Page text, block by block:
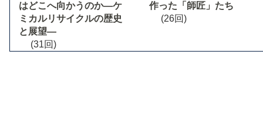
はどこへ向かうのか―ケ
ミカルリサイクルの歴史
と展望―
(31回)
作った「師匠」たち
(26回)